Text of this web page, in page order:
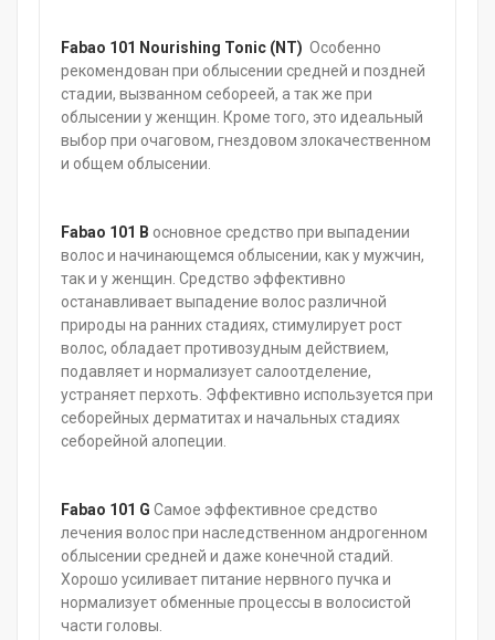
Fabao 101 Nourishing Tonic (NT) Особенно
рекомендован при облысении средней и поздней
стадии, вызванном себореей, а так же при
облысении у женщин. Кроме того, это идеальный
выбор при очаговом, гнездовом злокачественном
и общем облысении.
Fabao 101 B основное средство при выпадении
волос и начинающемся облысении, как у мужчин,
так и у женщин. Средство эффективно
останавливает выпадение волос различной
природы на ранних стадиях, стимулирует рост
волос, обладает противозудным действием,
подавляет и нормализует салоотделение,
устраняет перхоть. Эффективно используется при
себорейных дерматитах и начальных стадиях
себорейной алопеции.
Fabao 101 G Самое эффективное средство
лечения волос при наследственном андрогенном
облысении средней и даже конечной стадий.
Хорошо усиливает питание нервного пучка и
нормализует обменные процессы в волосистой
части головы.